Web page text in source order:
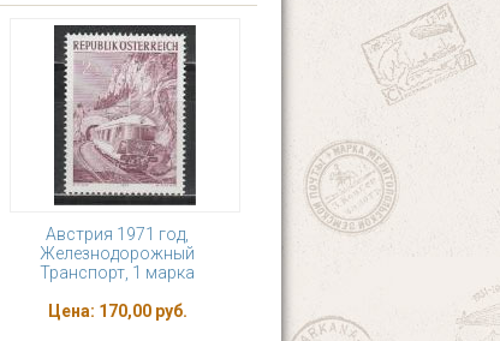
Австрия 1971 год,
Железнодорожный
Транспорт, 1 марка
Цена: 170,00 руб.